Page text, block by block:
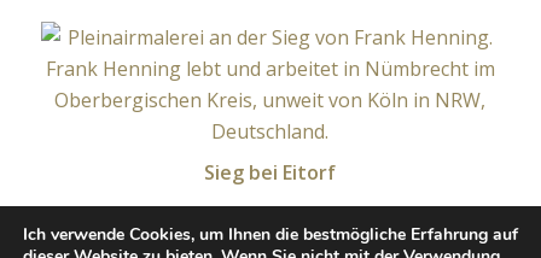
Sieg bei Eitorf
Ich verwende Cookies, um Ihnen die bestmögliche Erfahrung auf